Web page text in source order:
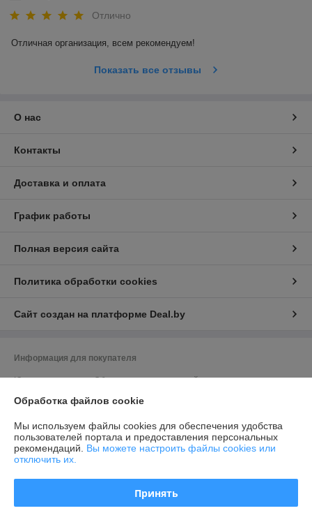
Отлично
Отличная организация, всем рекомендуем!
Показать все отзывы
О нас
Контакты
Доставка и оплата
График работы
Полная версия сайта
Политика обработки cookies
Сайт создан на платформе Deal.by
Информация для покупателя
Юридическое лицо:Общество с ограниченной ответственностью
190863688, 220136, г. Минск, ул. Академика Жебрака, 35, оф. 309
Регистрационный номер ЕГР: 190863688
УНП: 190863688
Дата регистрации компании: 09.02.2016
Обработка файлов cookie
Мы используем файлы cookies для обеспечения удобства
пользователей портала и предоставления персональных
рекомендаций. Вы можете настроить файлы cookies или
отключить их.
Принять